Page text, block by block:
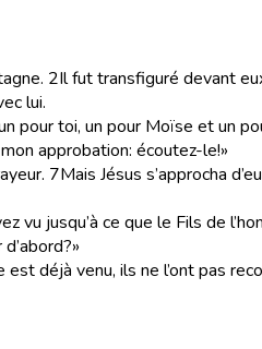
2Il fut transfiguré devant
lui.
pour toi, un pour Moïse et un
approbation: écoutez-le!»
7Mais Jésus s’approcha
vu jusqu’à ce que le Fils de
est déjà venu, ils ne l’ont pas